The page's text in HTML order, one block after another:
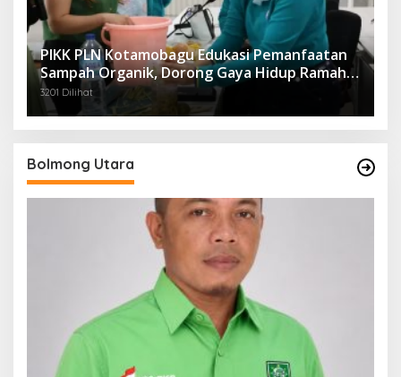
PIKK PLN Kotamobagu Edukasi Pemanfaatan
Sampah Organik, Dorong Gaya Hidup Ramah
Lingkungan
3201 Dilihat
Bolmong Utara